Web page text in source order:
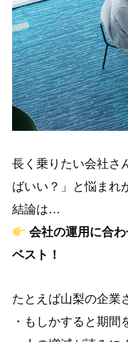
長く乗りたい会社さ
ばいい？」と悩まれ
結論は…
会社の運用に合
ベスト！
たとえば山梨の企業
・もしかすると期間